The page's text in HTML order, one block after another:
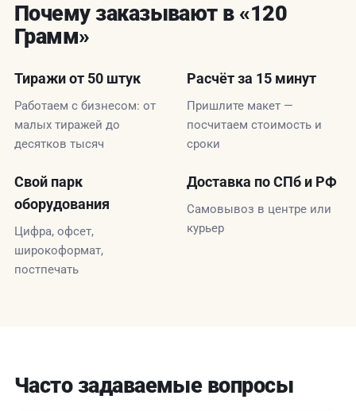
Почему заказывают в «120
Грамм»
Тиражи от 50 штук
Работаем с бизнесом: от
малых тиражей до
десятков тысяч
Расчёт за 15 минут
Пришлите макет —
посчитаем стоимость и
сроки
Свой парк
оборудования
Цифра, офсет,
широкоформат,
постпечать
Доставка по СПб и РФ
Самовывоз в центре или
курьер
Часто задаваемые вопросы